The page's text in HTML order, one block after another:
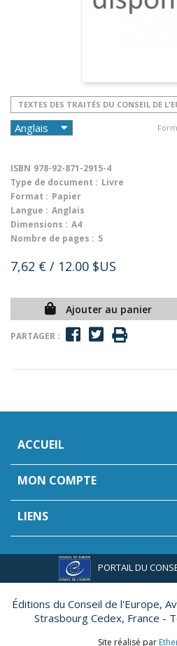
TEXTES DES TRAITÉS DU CONSEIL DE
ISBN 978-92-871-2915-4
Type de document : Livre
Format : Papier
Langue : Anglais
Dimensions : A4
Nombre de pages : 5
7,62 € / 12.00 $US
Ajouter au panier
PARTAGER :
ACCUEIL
MON COMPTE
LIENS
PORTAIL DU
Éditions du Conseil de l'Europe,
Strasbourg Cedex, France -
Site réalisé par